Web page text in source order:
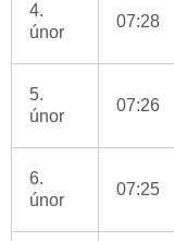
4.
únor
07:28
5.
únor
07:26
6.
únor
07:25